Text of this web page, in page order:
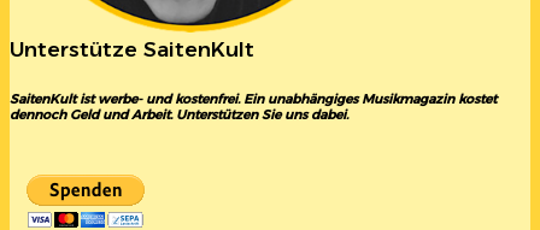
Unterstütze SaitenKult
SaitenKult ist werbe- und kostenfrei. Ein unabhängiges Musikmagazin kostet
dennoch Geld und Arbeit. Unterstützen Sie uns dabei.